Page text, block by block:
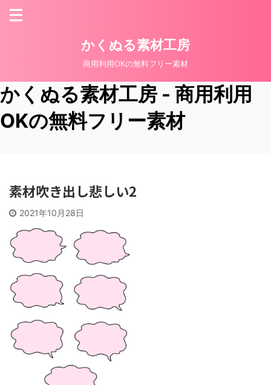
かくぬる素材工房
商用利用OKの無料フリー素材
かくぬる素材工房 - 商用利用
OKの無料フリー素材
素材吹き出し悲しい2
2021年10月28日